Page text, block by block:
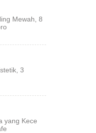
Mewah, 8
3
yang Kece